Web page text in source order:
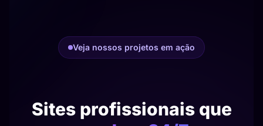
Veja nossos projetos em ação
Sites profissionais que